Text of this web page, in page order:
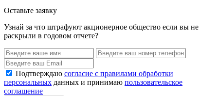
Оставьте заявку
Узнай за что штрафуют акционерное общество если вы не
раскрыли в годовом отчете?
Подтверждаю согласие с правилами обработки
персональных данных и принимаю пользовательское
соглашение